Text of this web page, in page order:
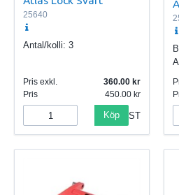
25640
Antal/kolli: 3
Pris exkl.
360.00
Pris
450.00
Köp ST